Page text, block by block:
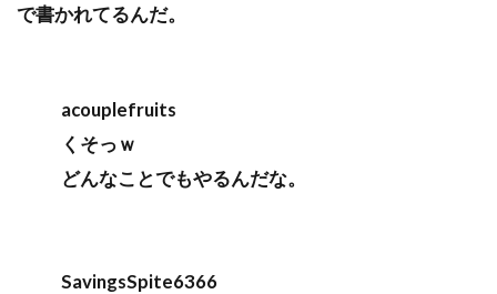
で書かれてるんだ。
acouplefruits
くそっｗ
どんなことでもやるんだな。
SavingsSpite6366